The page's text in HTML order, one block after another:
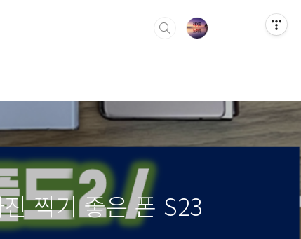
찍기 좋은 폰 S23